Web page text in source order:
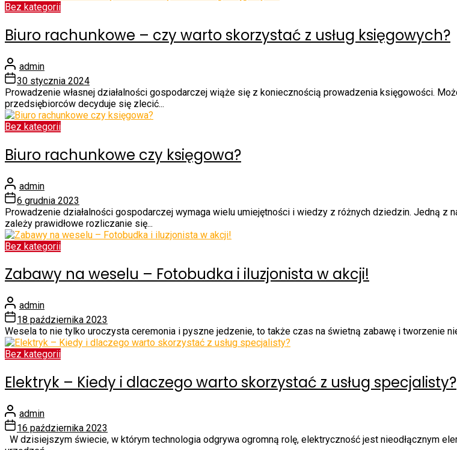
Bez kategorii
Biuro rachunkowe – czy warto skorzystać z usług księgowych?
admin
30 stycznia 2024
Prowadzenie własnej działalności gospodarczej wiąże się z koniecznością prowadzenia księgowości.
przedsiębiorców decyduje się zlecić...
Bez kategorii
Biuro rachunkowe czy księgowa?
admin
6 grudnia 2023
Prowadzenie działalności gospodarczej wymaga wielu umiejętności i wiedzy z różnych dziedzin. Jedną
zależy prawidłowe rozliczanie się...
Bez kategorii
Zabawy na weselu – Fotobudka i iluzjonista w akcji!
admin
18 października 2023
Wesela to nie tylko uroczysta ceremonia i pyszne jedzenie, to także czas na świetną zabawę i tworzenie
Bez kategorii
Elektryk – Kiedy i dlaczego warto skorzystać z usług specjalisty?
admin
16 października 2023
W dzisiejszym świecie, w którym technologia odgrywa ogromną rolę, elektryczność jest nieodłącznym